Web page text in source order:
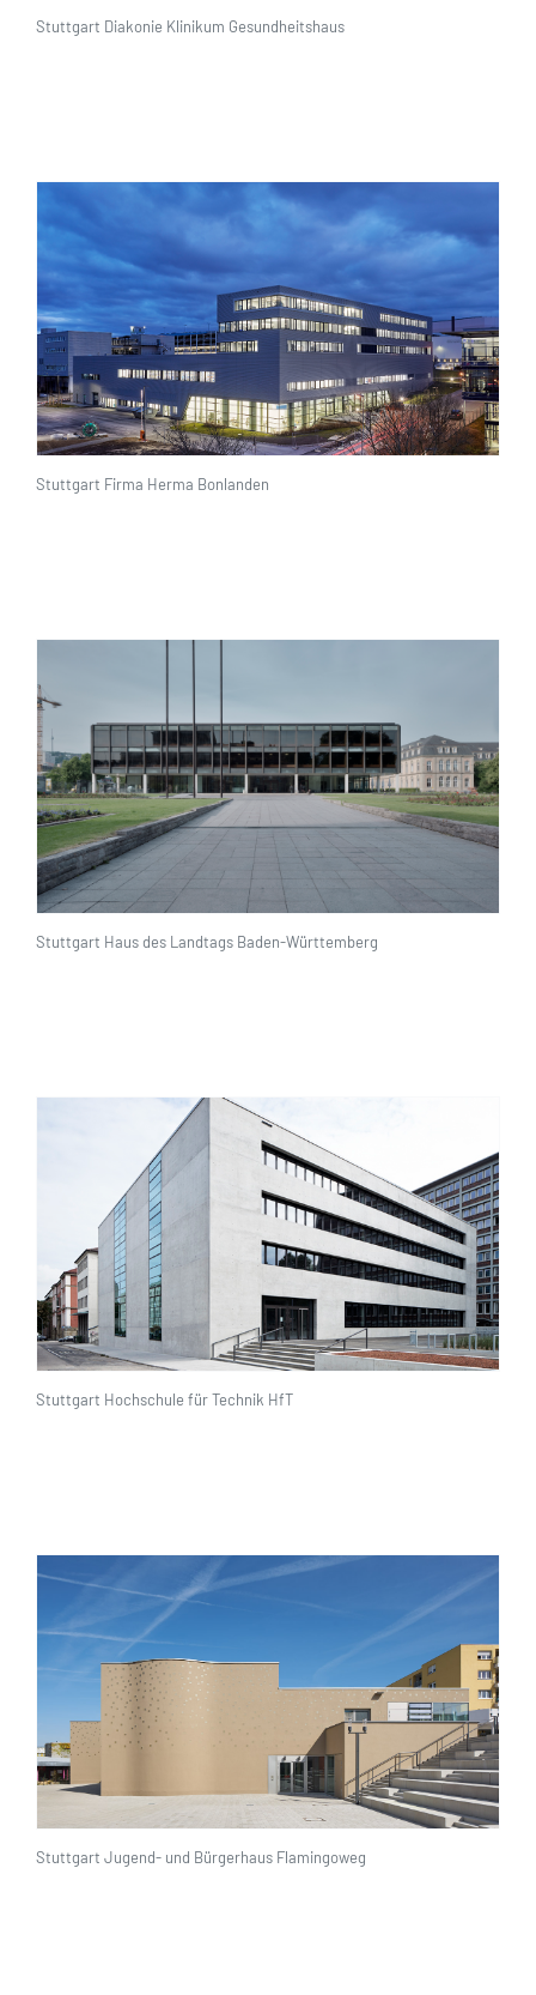
Stuttgart Diakonie Klinikum Gesundheitshaus
Stuttgart Firma Herma Bonlanden
Stuttgart Haus des Landtags Baden-Württemberg
Stuttgart Hochschule für Technik HfT
Stuttgart Jugend- und Bürgerhaus Flamingoweg